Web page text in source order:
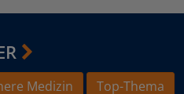
Medizin
Top-Thema